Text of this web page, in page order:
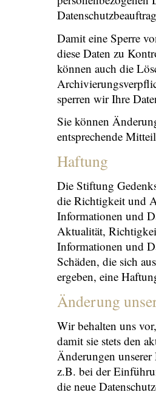
Damit eine Sperre
diese Daten zu
können auch die
sperren wir Ihre
Sie können
entsprechende
Haftung
Die Stiftung
die Richtigkeit und
Informationen und
Aktualität,
Informationen und
Schäden, die sich
ergeben, eine
Änderung
Wir behalten uns
damit sie stets den
Änderungen
z.B. bei der
die neue